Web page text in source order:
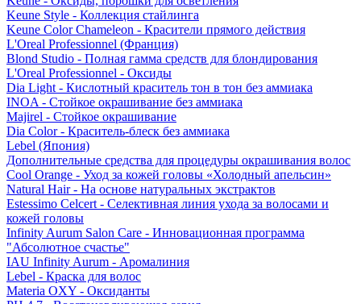
Keune Style - Коллекция стайлинга
Keune Color Chameleon - Красители прямого действия
L'Oreal Professionnel (Франция)
Blond Studio - Полная гамма средств для блондирования
L'Oreal Professionnel - Оксиды
Dia Light - Кислотный краситель тон в тон без аммиака
INOA - Стойкое окрашивание без аммиака
Majirel - Стойкое окрашивание
Dia Color - Краситель-блеск без аммиака
Lebel (Япония)
Дополнительные средства для процедуры окрашивания волос
Cool Orange - Уход за кожей головы «Холодный апельсин»
Natural Hair - На основе натуральных экстрактов
Estessimo Celcert - Селективная линия ухода за волосами и
кожей головы
Infinity Aurum Salon Care - Инновационная программа
"Абсолютное счастье"
IAU Infinity Aurum - Аромалиния
Lebel - Краска для волос
Materia OXY - Оксиданты